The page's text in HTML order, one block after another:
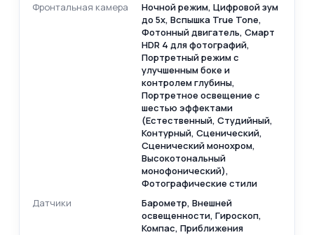
Фронтальная камера
Ночной режим, Цифровой зум
до 5x, Вспышка True Tone,
Фотонный двигатель, Смарт
HDR 4 для фотографий,
Портретный режим с
улучшенным боке и
контролем глубины,
Портретное освещение с
шестью эффектами
(Естественный, Студийный,
Контурный, Сценический,
Сценический монохром,
Высокотональный
монофонический),
Фотографические стили
Датчики
Барометр, Внешней
освещенности, Гироскоп,
Компас, Приближения